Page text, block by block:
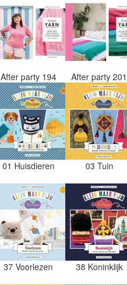
After party 194 After party
01 Huisdieren 03 Tuin
37 Voorlezen 38 Koninklijk